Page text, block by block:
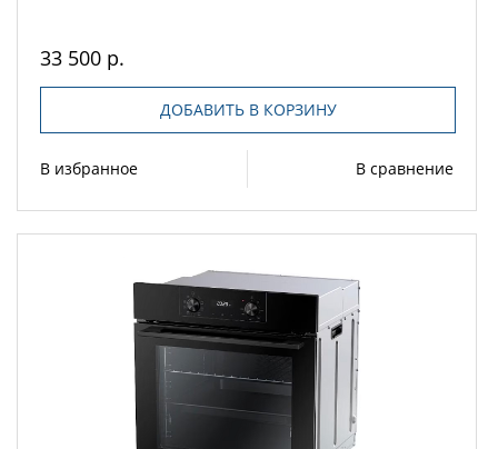
33 500 р.
ДОБАВИТЬ В КОРЗИНУ
В избранное В сравнение